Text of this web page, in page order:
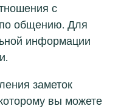
с
общению. Для
информации
заметок
вы можете